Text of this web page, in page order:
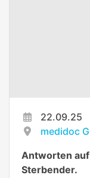
22.09.25
medidoc
Antworten
Sterbender.